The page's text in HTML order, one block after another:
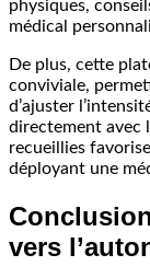
physiques,
médical
De plus, cette
conviviale,
d’ajuster
directement avec
recueillies
déployant une
vers